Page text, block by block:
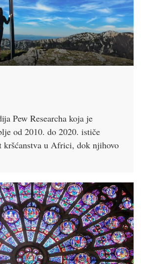
Pew Researcha koja je
od 2010. do 2020. ističe
kršćanstva u Africi, dok njihovo